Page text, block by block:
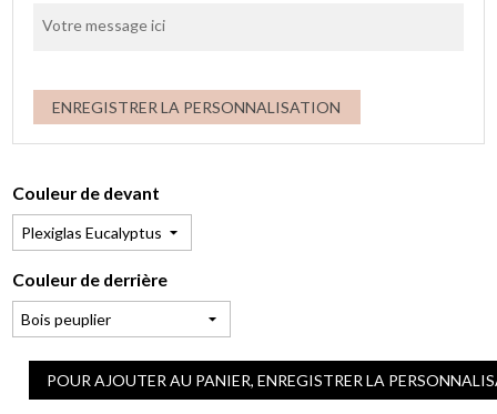
ENREGISTRER LA PERSONNALISATION
Couleur de devant
Couleur de derrière
POUR AJOUTER AU PANIER, ENREGISTRER LA